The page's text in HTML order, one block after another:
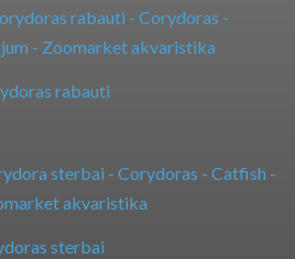
rabauti
sterbai